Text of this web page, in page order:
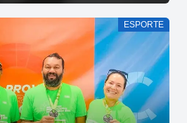
ESPORTE